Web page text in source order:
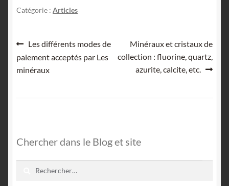
Catégorie : Articles
Navigation
de
Article
précédent :
Les différents modes de
paiement acceptés par Les
minéraux
Article
suivant :
Minéraux et cristaux de
collection : fluorine, quartz,
azurite, calcite, etc.
Chercher dans le Blog et site